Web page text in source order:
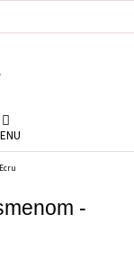
-